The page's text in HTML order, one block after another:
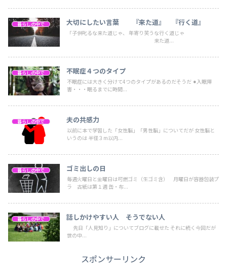
暮らしの中で 大切にしたい言葉 『来た道』 『行く道』
「子供叱るな来た道じゃ、 年寄り笑うな行く道じゃ
来た道...
暮らしの中で 不眠症４つのタイプ
不眠症には大きく分けて4つのタイプがあるのだそうだ ⚫︎入眠障
害・・・眠るまでに時間...
暮らしの中で 夫の共感力
以前に本で学習した「女性脳」「男性脳」についてだが 女性脳と
いうのは 半径３m以内...
暮らしの中で ゴミ出しの日
毎週火曜日と金曜日は可燃ゴミ（生ゴミ含） 月曜日が容器包装プ
ラ 古紙は第１週 缶・布...
暮らしの中で 話しかけやすい人 そうでない人
先日「人見知り」についてブログに載せた それに続く今回だが
世の中...
スポンサーリンク